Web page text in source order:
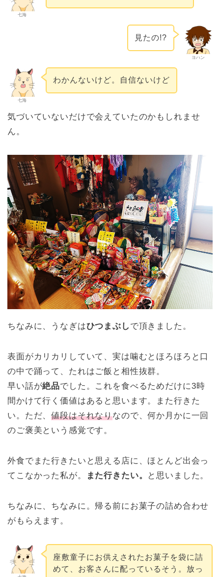
七海
ヨハン
見たの!?
七海
わかんないけど。自信ないけど
気づいていないだけで会えていたのかもしれませ
ん。
ちなみに、うなぎはひつまぶし で頂きました。
表面がカリカリしていて、実は噛むとほろほろと口
の中で踊って、たれはご飯と相性抜群。
早い話が絶品でした。これを食べるためだけに3時
間かけて行く価値はあると思います。また行きた
い。ただ、値段はそれなりなので、何か月かに一回
のご褒美という感覚です。
外食でまた行きたいと思える店に、ほとんど出会っ
てこなかった私が。
また行きたい。 と思いました。
ちなみに、ちなみに。帰る前にお菓子の詰め合わせ
がもらえます。
座敷童子にお供えされたお菓子を袋に詰
めて、お客さんに配っているそう。放っ